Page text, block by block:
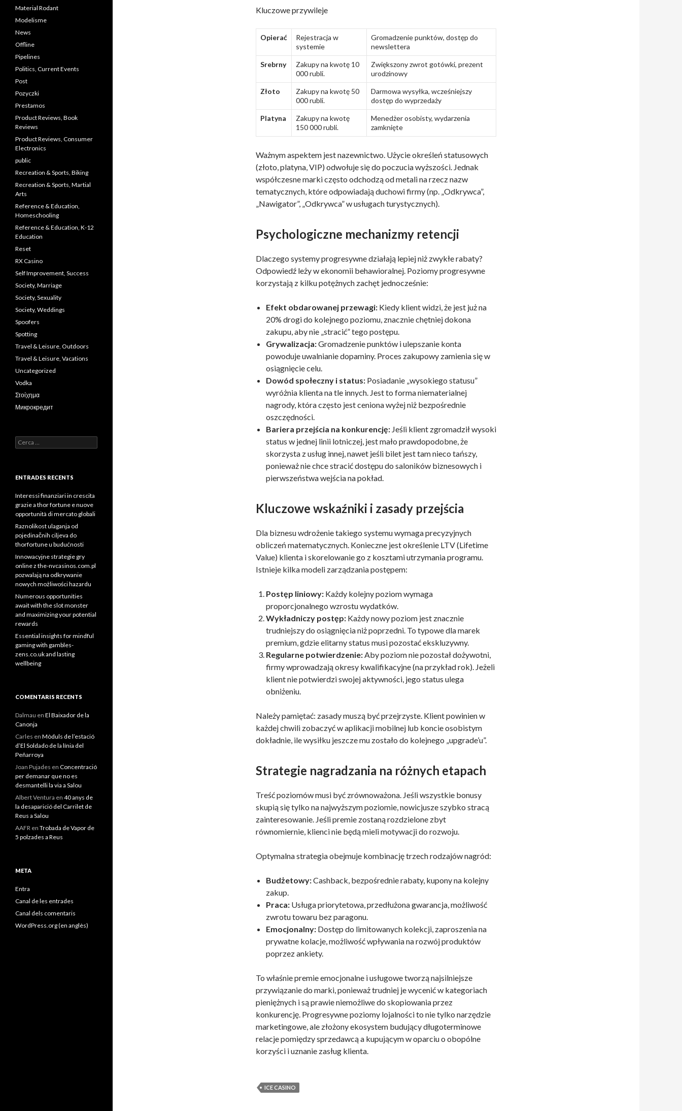
Kluczowe przywileje
Opierać
Rejestracja w
systemie
Gromadzenie punktów, dostęp do
newslettera
Srebrny
Zakupy na kwotę 10
000 rubli.
Zwiększony zwrot gotówki, prezent
urodzinowy
Złoto
Zakupy na kwotę 50
000 rubli.
Darmowa wysyłka, wcześniejszy
dostęp do wyprzedaży
Platyna
Zakupy na kwotę
150 000 rubli.
Menedżer osobisty, wydarzenia
zamknięte
Ważnym aspektem jest nazewnictwo. Użycie określeń statusowych
(złoto, platyna, VIP) odwołuje się do poczucia wyższości. Jednak
współczesne marki często odchodzą od metali na rzecz nazw
tematycznych, które odpowiadają duchowi firmy (np. „Odkrywca”,
„Nawigator”, „Odkrywca” w usługach turystycznych).
Psychologiczne mechanizmy retencji
Dlaczego systemy progresywne działają lepiej niż zwykłe rabaty?
Odpowiedź leży w ekonomii behawioralnej. Poziomy progresywne
korzystają z kilku potężnych zachęt jednocześnie:
Efekt obdarowanej przewagi: Kiedy klient widzi, że jest już na
20% drogi do kolejnego poziomu, znacznie chętniej dokona
zakupu, aby nie „stracić” tego postępu.
Grywalizacja:Gromadzenie punktów i ulepszanie konta
powoduje uwalnianie dopaminy. Proces zakupowy zamienia się w
osiągnięcie celu.
Dowód społeczny i status: Posiadanie „wysokiego statusu”
wyróżnia klienta na tle innych. Jest to forma niematerialnej
nagrody, która często jest ceniona wyżej niż bezpośrednie
oszczędności.
Bariera przejścia na konkurencję: Jeśli klient zgromadził wysoki
status w jednej linii lotniczej, jest mało prawdopodobne, że
skorzysta z usług innej, nawet jeśli bilet jest tam nieco tańszy,
ponieważ nie chce stracić dostępu do saloników biznesowych i
pierwszeństwa wejścia na pokład.
Kluczowe wskaźniki i zasady przejścia
Dla biznesu wdrożenie takiego systemu wymaga precyzyjnych
obliczeń matematycznych. Konieczne jest określenie LTV (Lifetime
Value) klienta i skorelowanie go z kosztami utrzymania programu.
Istnieje kilka modeli zarządzania postępem:
Postęp liniowy: Każdy kolejny poziom wymaga
proporcjonalnego wzrostu wydatków.
Wykładniczy postęp: Każdy nowy poziom jest znacznie
trudniejszy do osiągnięcia niż poprzedni. To typowe dla marek
premium, gdzie elitarny status musi pozostać ekskluzywny.
Regularne potwierdzenie:Aby poziom nie pozostał dożywotni,
firmy wprowadzają okresy kwalifikacyjne (na przykład rok). Jeżeli
klient nie potwierdzi swojej aktywności, jego status ulega
obniżeniu.
Należy pamiętać: zasady muszą być przejrzyste. Klient powinien w
każdej chwili zobaczyć w aplikacji mobilnej lub koncie osobistym
dokładnie, ile wysiłku jeszcze mu zostało do kolejnego „upgrade’u”.
Strategie nagradzania na różnych etapach
Treść poziomów musi być zrównoważona. Jeśli wszystkie bonusy
skupią się tylko na najwyższym poziomie, nowicjusze szybko stracą
zainteresowanie. Jeśli premie zostaną rozdzielone zbyt
równomiernie, klienci nie będą mieli motywacji do rozwoju.
Optymalna strategia obejmuje kombinację trzech rodzajów nagród:
Budżetowy:Cashback, bezpośrednie rabaty, kupony na kolejny
zakup.
Praca: Usługa priorytetowa, przedłużona gwarancja, możliwość
zwrotu towaru bez paragonu.
Emocjonalny: Dostęp do limitowanych kolekcji, zaproszenia na
prywatne kolacje, możliwość wpływania na rozwój produktów
poprzez ankiety.
To właśnie premie emocjonalne i usługowe tworzą najsilniejsze
przywiązanie do marki, ponieważ trudniej je wycenić w kategoriach
pieniężnych i są prawie niemożliwe do skopiowania przez
konkurencję. Progresywne poziomy lojalności to nie tylko narzędzie
marketingowe, ale złożony ekosystem budujący długoterminowe
relacje pomiędzy sprzedawcą a kupującym w oparciu o obopólne
korzyści i uznanie zasług klienta.
ICE CASINO
Material Rodant
Modelisme
News
Offline
Pipelines
Politics, Current Events
Post
Pozyczki
Prestamos
Product Reviews, Book
Reviews
Product Reviews, Consumer
Electronics
public
Recreation & Sports, Biking
Recreation & Sports, Martial
Arts
Reference & Education,
Homeschooling
Reference & Education, K-12
Education
Reset
RX Casino
Self Improvement, Success
Society, Marriage
Society, Sexuality
Society, Weddings
Spoofers
Spotting
Travel & Leisure, Outdoors
Travel & Leisure, Vacations
Uncategorized
Vodka
Στοίχημα
Микрокредит
Cerca:
ENTRADES RECENTS
Interessi finanziari in crescita
grazie a thor fortune e nuove
opportunità di mercato globali
Raznolikost ulaganja od
pojedinačnih ciljeva do
thorfortune u budućnosti
Innowacyjne strategie gry
online z the-nvcasinos.com.pl
pozwalają na odkrywanie
nowych możliwości hazardu
Numerous opportunities
await with the slot monster
and maximizing your potential
rewards
Essential insights for mindful
gaming with gambles-
zens.co.uk and lasting
wellbeing
COMENTARIS RECENTS
Dalmau en El Baixador de la
Canonja
Carles en Mòduls de l’estació
d’El Soldado de la línia del
Peñarroya
Joan Pujades en Concentració
per demanar que no es
desmantelli la via a Salou
Albert Ventura en 40 anys de
la desaparició del Carrilet de
Reus a Salou
AAFR en Trobada de Vapor de
5 polzades a Reus
META
Entra
Canal de les entrades
Canal dels comentaris
WordPress.org (en anglès)